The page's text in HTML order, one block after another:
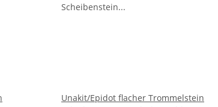
Unakit/Epidot flacher Trommelstein